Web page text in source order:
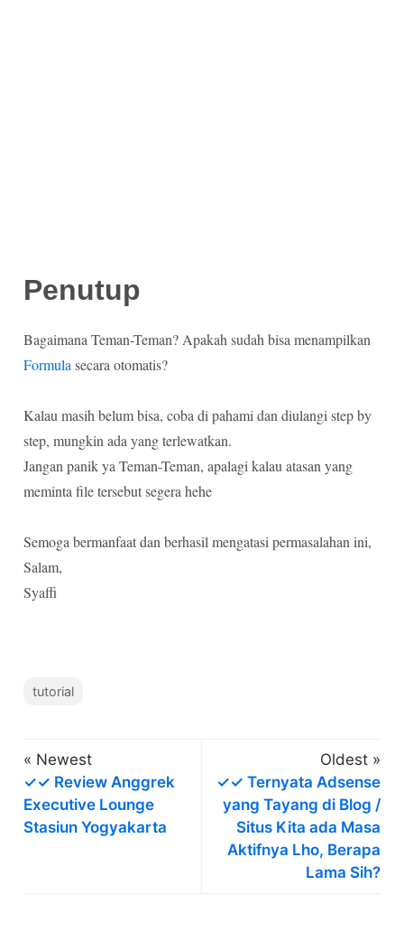
Penutup
Bagaimana Teman-Teman? Apakah sudah bisa menampilkan
Formulasecara otomatis?
Kalau masih belum bisa, coba di pahami dan diulangi step by
step, mungkin ada yang terlewatkan.
Jangan panik ya Teman-Teman, apalagi kalau atasan yang
meminta file tersebut segera hehe
Semoga bermanfaat dan berhasil mengatasi permasalahan ini,
Salam,
Syaffi
tutorial
« Newest
✓✓ Review Anggrek
Executive Lounge
Stasiun Yogyakarta
Oldest »
✓✓ Ternyata Adsense
yang Tayang di Blog /
Situs Kita ada Masa
Aktifnya Lho, Berapa
Lama Sih?